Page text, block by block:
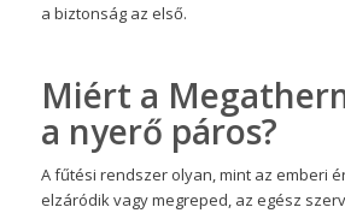
a biztonság az első.
Miért a
a nyerő páros?
A fűtési rendszer olyan, mint az emberi
elzáródik vagy megreped, az egész